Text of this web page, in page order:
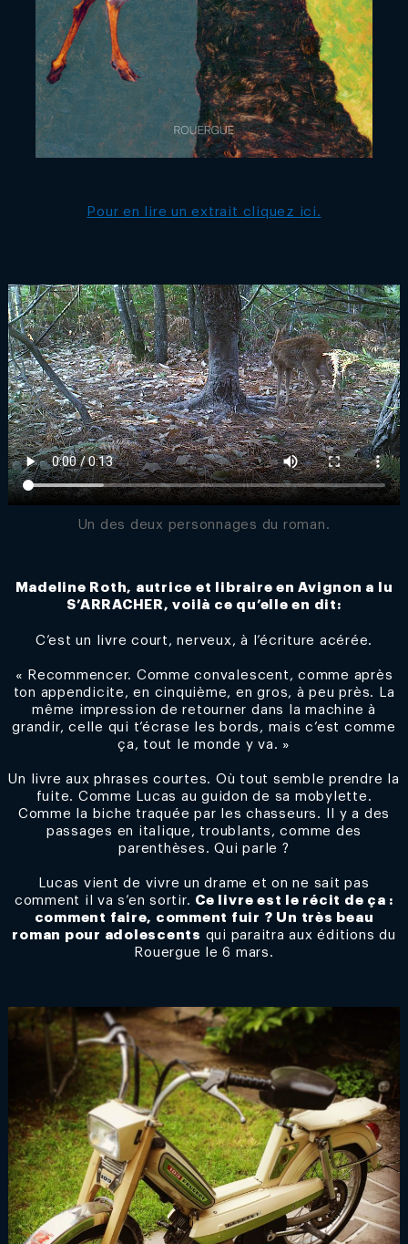
Pour en lire un extrait cliquez ici.
Un des deux personnages du roman.
Madeline Roth, autrice et libraire en Avignon a lu
S’ARRACHER, voilà ce qu’elle en dit:
C’est un livre court, nerveux, à l’écriture acérée.
« Recommencer. Comme convalescent, comme après
ton appendicite, en cinquième, en gros, à peu près. La
même impression de retourner dans la machine à
grandir, celle qui t’écrase les bords, mais c’est comme
ça, tout le monde y va. »
Un livre aux phrases courtes. Où tout semble prendre la
fuite. Comme Lucas au guidon de sa mobylette.
Comme la biche traquée par les chasseurs. Il y a des
passages en italique, troublants, comme des
parenthèses. Qui parle ?
Lucas vient de vivre un drame et on ne sait pas
comment il va s’en sortir. Ce livre est le récit de ça :
comment faire, comment fuir ? Un très beau
roman pour adolescents qui paraitra aux éditions du
Rouergue le 6 mars.